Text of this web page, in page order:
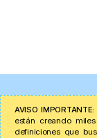
AVISO IMPORTANTE:
están creando
definiciones que